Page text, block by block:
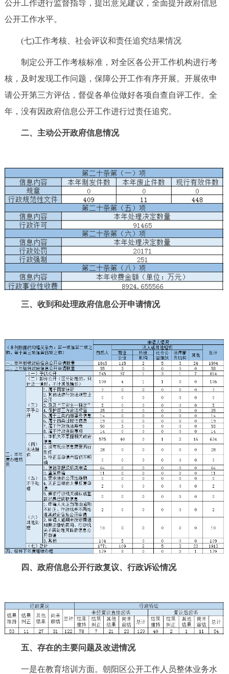
公开工作进行监督指导，提出意见建议，全面提升政府信息
公开工作水平。
(七)工作考核、社会评议和责任追究结果情况
制定公开工作考核标准，对全区各公开工作机构进行考
核，及时发现工作问题，保障公开工作有序开展。开展依申
请公开第三方评估，督促各单位做好各项自查自评工作。全
年，没有因政府信息公开工作进行过责任追究。
二、主动公开政府信息情况
三、收到和处理政府信息公开申请情况
四、政府信息公开行政复议、行政诉讼情况
五、存在的主要问题及改进情况
一是在教育培训方面。朝阳区公开工作人员整体业务水